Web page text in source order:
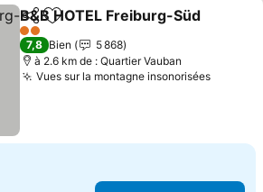
PartagerAjouter à mes favoris
B&B HOTEL Freiburg-Süd
2 Étoiles
7,8 Bien
5 868
à 2.6 km de : Quartier Vauban
Vues sur la montagne insonorisées